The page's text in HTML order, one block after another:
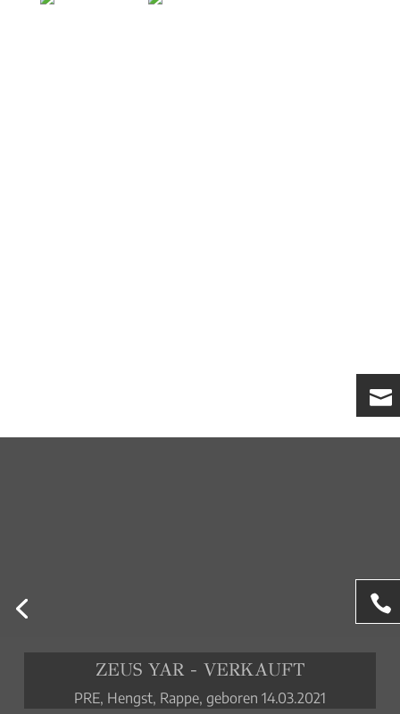
ZEUS YAR - VERKAUFT
PRE, Hengst, Rappe, geboren 14.03.2021
PSL, Hengst, Fuchs, geboren 10.04.2022